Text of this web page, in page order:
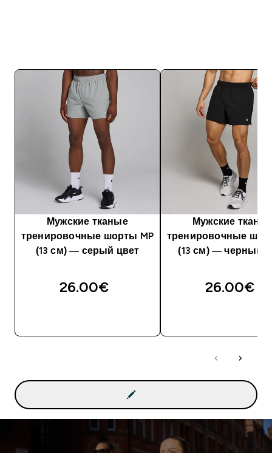
Мужские тканые
тренировочные шорты MP
(13 см) ― серый цвет
26.00€‎
Мужские
тренировочные
(13 см) ― черный
26.00€‎